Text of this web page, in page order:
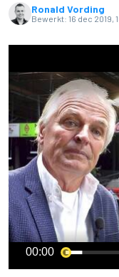
Ronald Vording
Bewerkt: 16 dec 2019,
00:00